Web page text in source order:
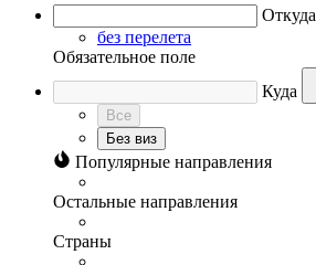
Откуда
без перелета
Обязательное поле
Куда
Все
Без виз
Популярные направления
Остальные направления
Страны